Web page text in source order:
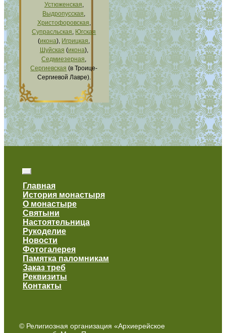
Устюженская,
Выдропусская,
Христофоровская,
Супрасльская, Югская
(икона), Игрицкая,
Шуйская (икона),
Седмиезерная,
Сергиевская (в Троице-
Сергиевой Лавре).
Главная
История монастыря
О монастыре
Святыни
Настоятельница
Рукоделие
Новости
Фотогалерея
Памятка паломникам
Заказ треб
Реквизиты
Контакты
© Религиозная организация «Архиерейское